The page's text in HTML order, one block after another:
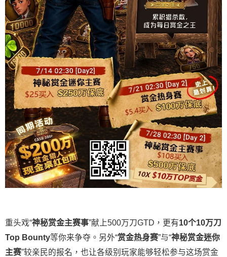
重头戏“神秘赏金主赛事”献上500万刀GTD，更有10个10万刀
Top Bounty等你来争夺。另外“赏金热身赛”与“神秘赏金迷你
主赛”较亲民的报名，也让各级别玩家能够轻松参与这场赏金